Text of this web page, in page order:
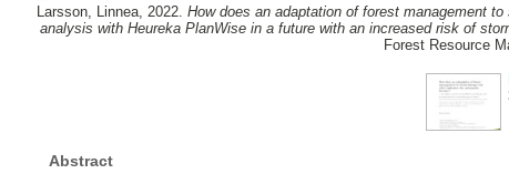
Larsson, Linnea, 2022. How does an adaptation of forest management
analysis with Heureka PlanWise in a future with an increased risk of
Forest Resource
Abstract